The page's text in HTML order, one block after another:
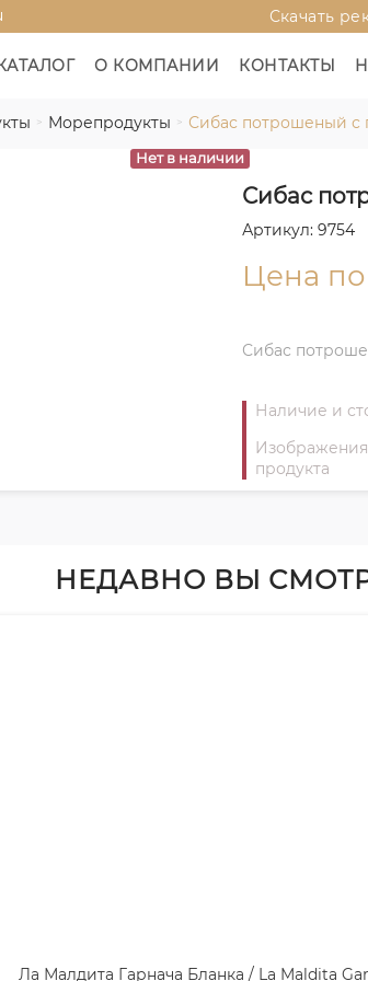
Скачать
О КОМПАНИИ КОНТАКТЫ
Морепродукты Сибас потрошеный с
Нет в наличии
Сибас
Артикул: 9754
Цена
Сибас
Наличие и
Изображения
продукта
НЕДАВНО ВЫ
Ла Малдита Гарнача Бланка / La Maldita